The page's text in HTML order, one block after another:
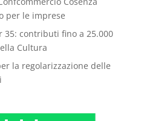
per le imprese
contributi fino a 25.000
Cultura
la regolarizzazione delle